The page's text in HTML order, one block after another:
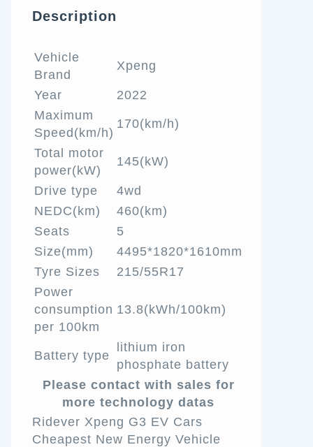
Description
Vehicle
Brand
Xpeng
Year
2022
Maximum
Speed(km/h)
170(km/h)
Total motor
power(kW)
145(kW)
Drive type
4wd
NEDC(km)
460(km)
Seats
5
Size(mm)
4495*1820*1610mm
Tyre Sizes
215/55R17
Power
consumption
per 100km
13.8(kWh/100km)
Battery type
lithium iron
phosphate battery
Please contact with sales for
more technology datas
Ridever Xpeng G3 EV Cars
Cheapest New Energy Vehicle